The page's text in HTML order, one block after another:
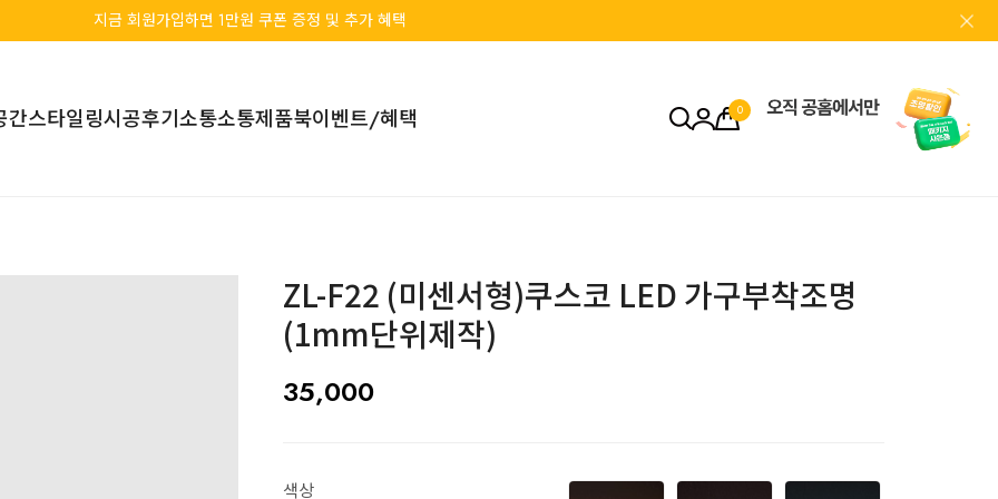
지금 회원가입하면 1만원 쿠폰 증정 및 추가 혜택
간스타일링시공후기소통소통제품북이벤트/혜택 0
ZL-F22 (미센서형)쿠스코 LED 가구부착조명
(1mm단위제작)
35,000
색상